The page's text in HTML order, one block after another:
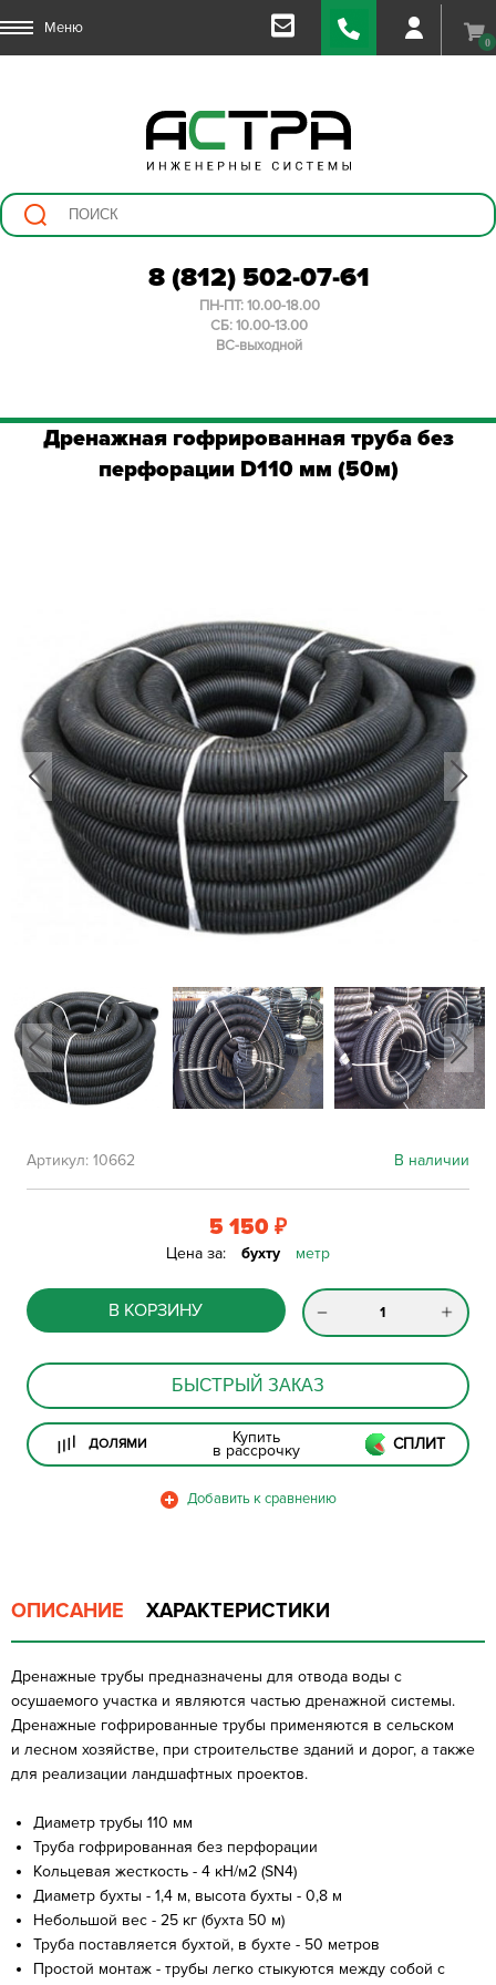
Меню
0
8 (812) 502-07-61
ПН-ПТ: 10.00-18.00
СБ: 10.00-13.00
ВС-выходной
Дренажная гофрированная труба без
перфорации D110 мм (50м)
В наличии
Артикул: 10662
5 150 ₽
Цена за: бухту метр
В КОРЗИНУ
БЫСТРЫЙ ЗАКАЗ
ДОЛЯМИ Купить
в рассрочку СПЛИТ
ОПИСАНИЕ ХАРАКТЕРИСТИКИ
Дренажные трубы предназначены для отвода воды с
осушаемого участка и являются частью дренажной системы.
Дренажные гофрированные трубы применяются в сельском
и лесном хозяйстве, при строительстве зданий и дорог, а также
для реализации ландшафтных проектов.
Диаметр трубы 110 мм
Труба гофрированная без перфорации
Кольцевая жесткость - 4 кН/м2 (SN4)
Диаметр бухты - 1,4 м, высота бухты - 0,8 м
Небольшой вес - 25 кг (бухта 50 м)
Труба поставляется бухтой, в бухте - 50 метров
Простой монтаж - трубы легко стыкуются между собой с